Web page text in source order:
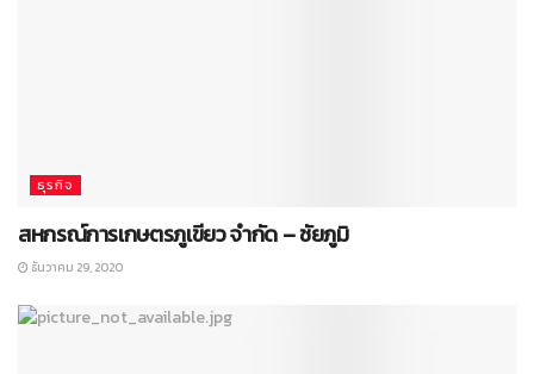
ธุรกิจ
สหกรณ์การเกษตรภูเขียว จำกัด – ชัยภูมิ
ธันวาคม 29, 2020